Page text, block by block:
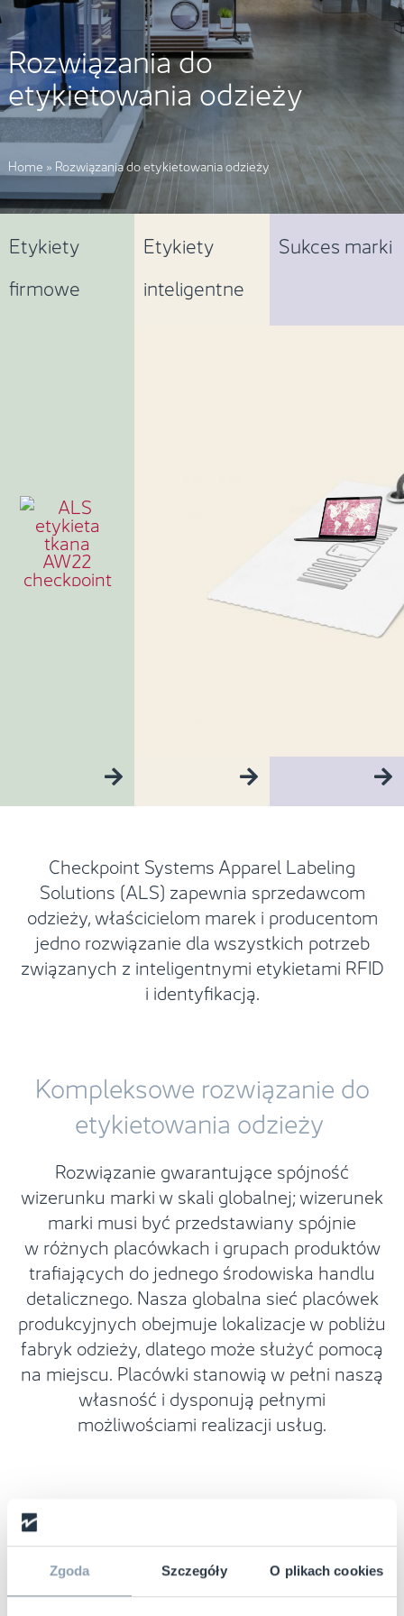
Zgoda Szczegóły O plikach cookies
Rozwiązania do
etykietowania odzieży
Home » Rozwiązania do etykietowania odzieży
Etykiety
firmowe
Etykiety
inteligentne
Sukces marki
Checkpoint Systems Apparel Labeling
Solutions (ALS) zapewnia sprzedawcom
odzieży, właścicielom marek i producentom
jedno rozwiązanie dla wszystkich potrzeb
związanych z inteligentnymi etykietami RFID
i identyfikacją.
Kompleksowe rozwiązanie do
etykietowania odzieży
Rozwiązanie gwarantujące spójność
wizerunku marki w skali globalnej; wizerunek
marki musi być przedstawiany spójnie
w różnych placówkach i grupach produktów
trafiających do jednego środowiska handlu
detalicznego. Nasza globalna sieć placówek
produkcyjnych obejmuje lokalizacje w pobliżu
fabryk odzieży, dlatego może służyć pomocą
na miejscu. Placówki stanowią w pełni naszą
własność i dysponują pełnymi
możliwościami realizacji usług.
Inteligentne etykiety nakładane
u źródła
Mamy ponad dwadzieścia lat doświadczenia